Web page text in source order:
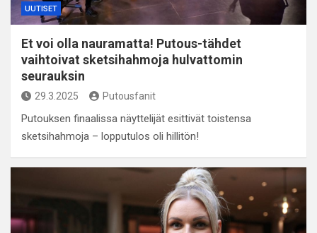
UUTISET
Et voi olla nauramatta! Putous-tähdet
vaihtoivat sketsihahmoja hulvattomin
seurauksin
29.3.2025 Putousfanit
Putouksen finaalissa näyttelijät esittivät toistensa
sketsihahmoja – lopputulos oli hillitön!